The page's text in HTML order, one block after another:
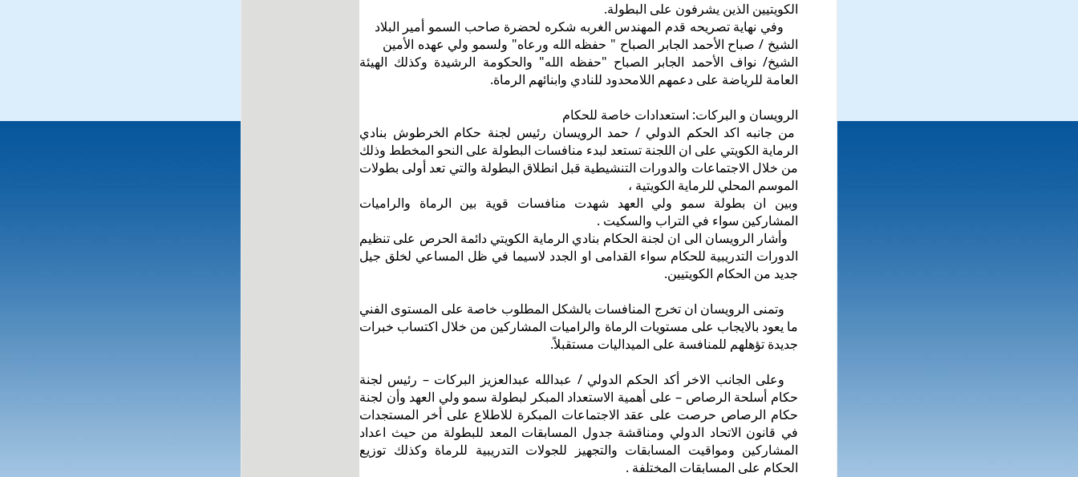
الكويتيين الذين يشرفون على البطولة.
وفي نهاية تصريحه قدم المهندس الغربه شكره لحضرة صاحب السمو أمير البلاد
الشيخ / صباح الأحمد الجابر الصباح " حفظه الله ورعاه" ولسمو ولي عهده الأمين
الشيخ/ نواف الأحمد الجابر الصباح "حفظه الله" والحكومة الرشيدة وكذلك الهيئة
العامة للرياضة على دعمهم اللامحدود للنادي وابنائهم الرماة.
الرويسان و البركات: استعدادات خاصة للحكام
من جانبه اكد الحكم الدولي / حمد الرويسان رئيس لجنة حكام الخرطوش بنادي
الرماية الكويتي على ان اللجنة تستعد لبدء منافسات البطولة على النحو المخطط وذلك
من خلال الاجتماعات والدورات التنشيطية قبل انطلاق البطولة والتي تعد أولى بطولات
الموسم المحلي للرماية الكويتية ،
وبين ان بطولة سمو ولي العهد شهدت منافسات قوية بين الرماة والراميات
المشاركين سواء في التراب والسكيت .
وأشار الرويسان الى ان لجنة الحكام بنادي الرماية الكويتي دائمة الحرص على تنظيم
الدورات التدريبية للحكام سواء القدامى او الجدد لاسيما في ظل المساعي لخلق جيل
جديد من الحكام الكويتيين.
وتمنى الرويسان ان تخرج المنافسات بالشكل المطلوب خاصة على المستوى الفني
ما يعود بالايجاب على مستويات الرماة والراميات المشاركين من خلال اكتساب خبرات
جديدة تؤهلهم للمنافسة على الميداليات مستقبلاً.
وعلى الجانب الاخر أكد الحكم الدولي / عبدالله عبدالعزيز البركات – رئيس لجنة
حكام أسلحة الرصاص – على أهمية الاستعداد المبكر لبطولة سمو ولي العهد وأن لجنة
حكام الرصاص حرصت على عقد الاجتماعات المبكرة للاطلاع على أخر المستجدات
في قانون الاتحاد الدولي ومناقشة جدول المسابقات المعد للبطولة من حيث اعداد
المشاركين ومواقيت المسابقات والتجهيز للجولات التدريبية للرماة وكذلك توزيع
الحكام على المسابقات المختلفة .